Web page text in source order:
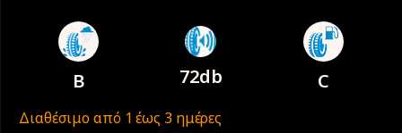
B 72db C
Διαθέσιμο από 1 έως 3 ημέρες